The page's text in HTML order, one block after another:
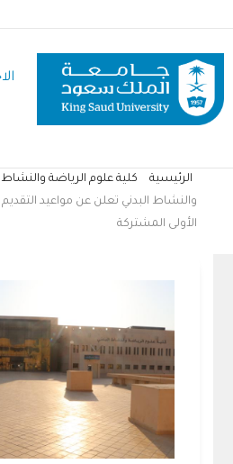
المحتوى
الرئيسي
مسار
التنقل
الرئيسية كلية علوم الرياضة والنشاط
والنشاط البدني تعلن عن مواعيد
الأولى المشتركة